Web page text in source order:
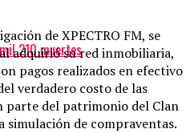
210 muertes
de XPECTRO FM, se
adquirió su red inmobiliaria,
pagos realizados en efectivo
verdadero costo de las
parte del patrimonio del Clan
simulación de compraventas.